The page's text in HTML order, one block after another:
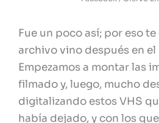
Fue un poco así; por eso
archivo vino después en
Empezamos a montar las
filmado y, luego, mucho
digitalizando estos VHS
había dejado, y con los